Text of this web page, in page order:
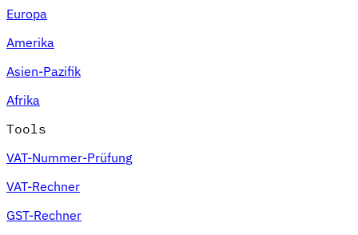
Golfregion
Europa
Amerika
Asien-Pazifik
Afrika
Tools
VAT-Nummer-Prüfung
VAT-Rechner
GST-Rechner